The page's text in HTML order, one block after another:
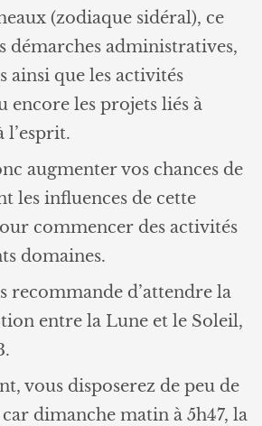
(zodiaque sidéral), ce
démarches administratives,
ainsi que les activités
encore les projets liés à
l’esprit.
augmenter vos chances de
les influences de cette
commencer des activités
domaines.
recommande d’attendre la
entre la Lune et le Soleil,
vous disposerez de peu de
dimanche matin à 5h47, la